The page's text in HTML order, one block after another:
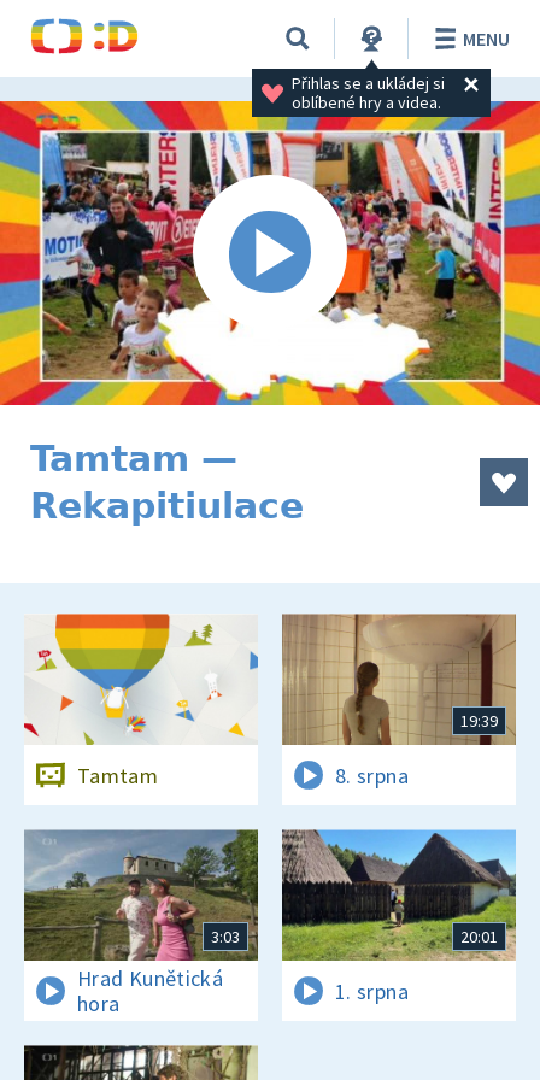
Přihlas se a ukládej si
oblíbené hry a videa.
MENU
Tamtam —
Rekapitiulace
Tamtam
19:39
8. srpna
3:03
Hrad Kunětická
hora
20:01
1. srpna